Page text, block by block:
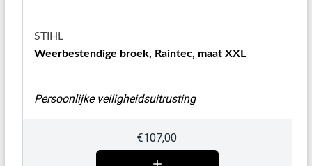
STIHL
Weerbestendige broek, Raintec, maat XXL
Persoonlijke veiligheidsuitrusting
€107,00